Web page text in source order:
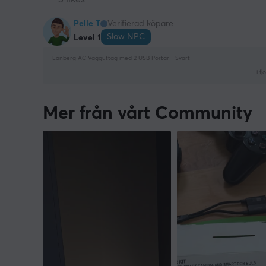
Pelle T
Verifierad köpare
Level 1
Slow NPC
Lanberg AC Vägguttag med 2 USB Portar - Svart
Mer från vårt Community